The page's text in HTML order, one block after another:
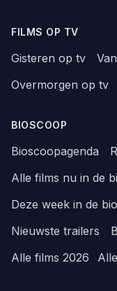
FILMS OP TV
Gisteren op tv
Overmorgen op tv
BIOSCOOP
Bioscoopagenda
Alle films nu in de
Deze week in de
Nieuwste trailers
Alle films 2026